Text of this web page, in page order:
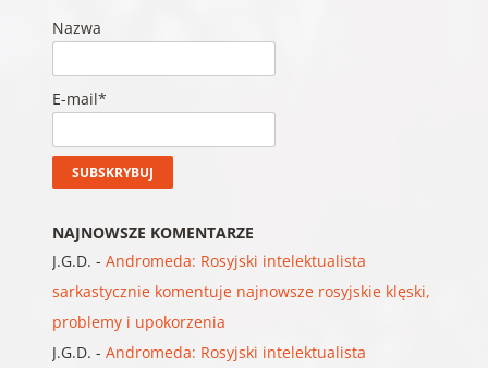
Nazwa
E-mail*
NAJNOWSZE KOMENTARZE
J.G.D. - Andromeda: Rosyjski intelektualista
sarkastycznie komentuje najnowsze rosyjskie klęski,
problemy i upokorzenia
J.G.D. - Andromeda: Rosyjski intelektualista